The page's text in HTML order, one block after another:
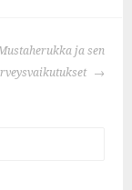
ja sen